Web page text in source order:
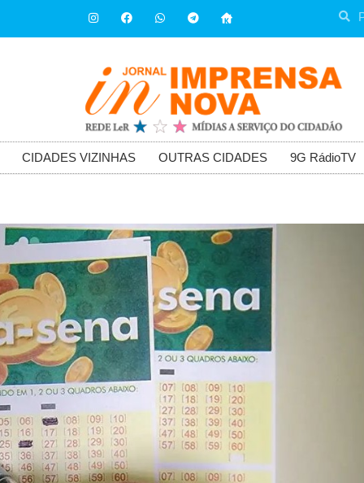
CIDADES VIZINHAS OUTRAS CIDADES 9G RádioTV